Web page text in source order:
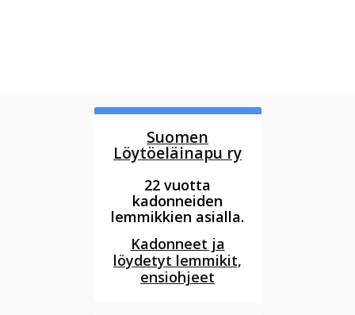
Suomen
Löytöeläinapu ry
22 vuotta
kadonneiden
lemmikkien asialla.
Kadonneet ja
löydetyt lemmikit,
ensiohjeet